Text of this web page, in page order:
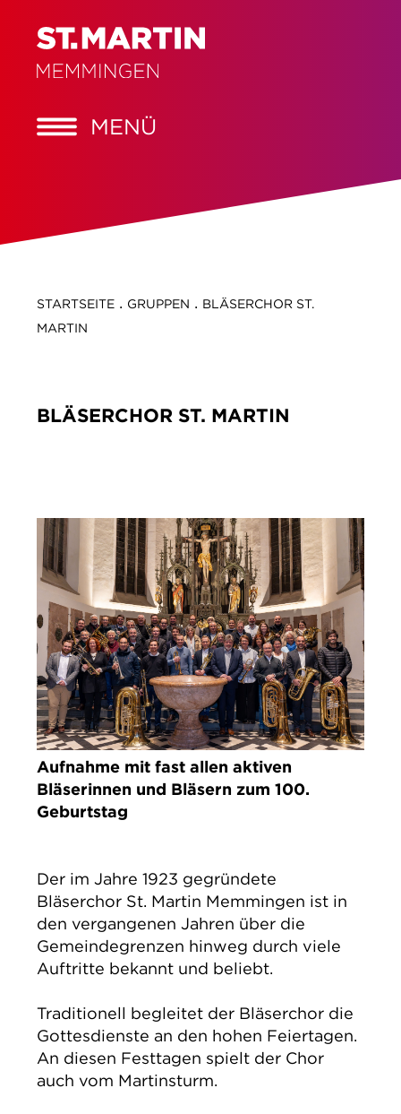
MENÜ
IMPRESSUM
STARTSEITE. GRUPPEN . BLÄSERCHOR ST.
MARTIN
BLÄSERCHOR ST. MARTIN
Aufnahme mit fast allen aktiven
Bläserinnen und Bläsern zum 100.
Geburtstag
Der im Jahre 1923 gegründete
Bläserchor St. Martin Memmingen ist in
den vergangenen Jahren über die
Gemeindegrenzen hinweg durch viele
Auftritte bekannt und beliebt.
Traditionell begleitet der Bläserchor die
Gottesdienste an den hohen Feiertagen.
An diesen Festtagen spielt der Chor
auch vom Martinsturm.